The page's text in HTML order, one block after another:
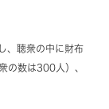
、聴衆の中に財布
の数は300人）、